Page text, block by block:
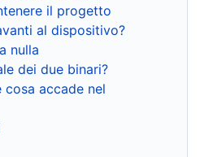
il progetto
al dispositivo?
nulla
dei due binari?
cosa accade nel